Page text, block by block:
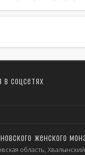
соцсетях
женского
область,